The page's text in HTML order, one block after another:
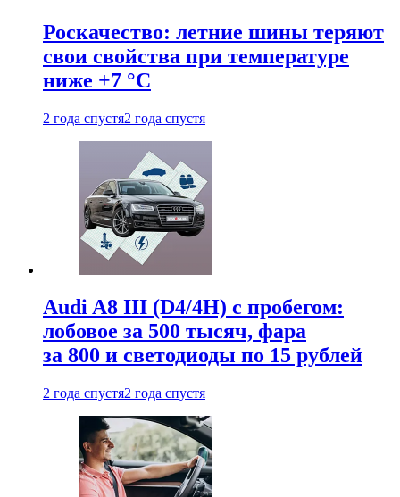
Роскачество: летние шины теряют
свои свойства при температуре
ниже +7 °C
2 года спустя2 года спустя
Audi A8 III (D4/4H) c пробегом:
лобовое за 500 тысяч, фара
за 800 и светодиоды по 15 рублей
2 года спустя2 года спустя